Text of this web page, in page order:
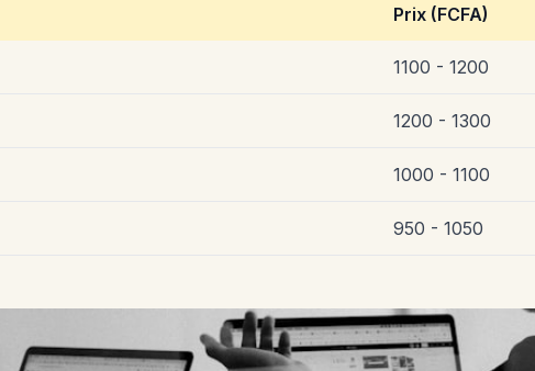
Prix (FCFA)
1100 - 1200
1200 - 1300
1000 - 1100
950 - 1050